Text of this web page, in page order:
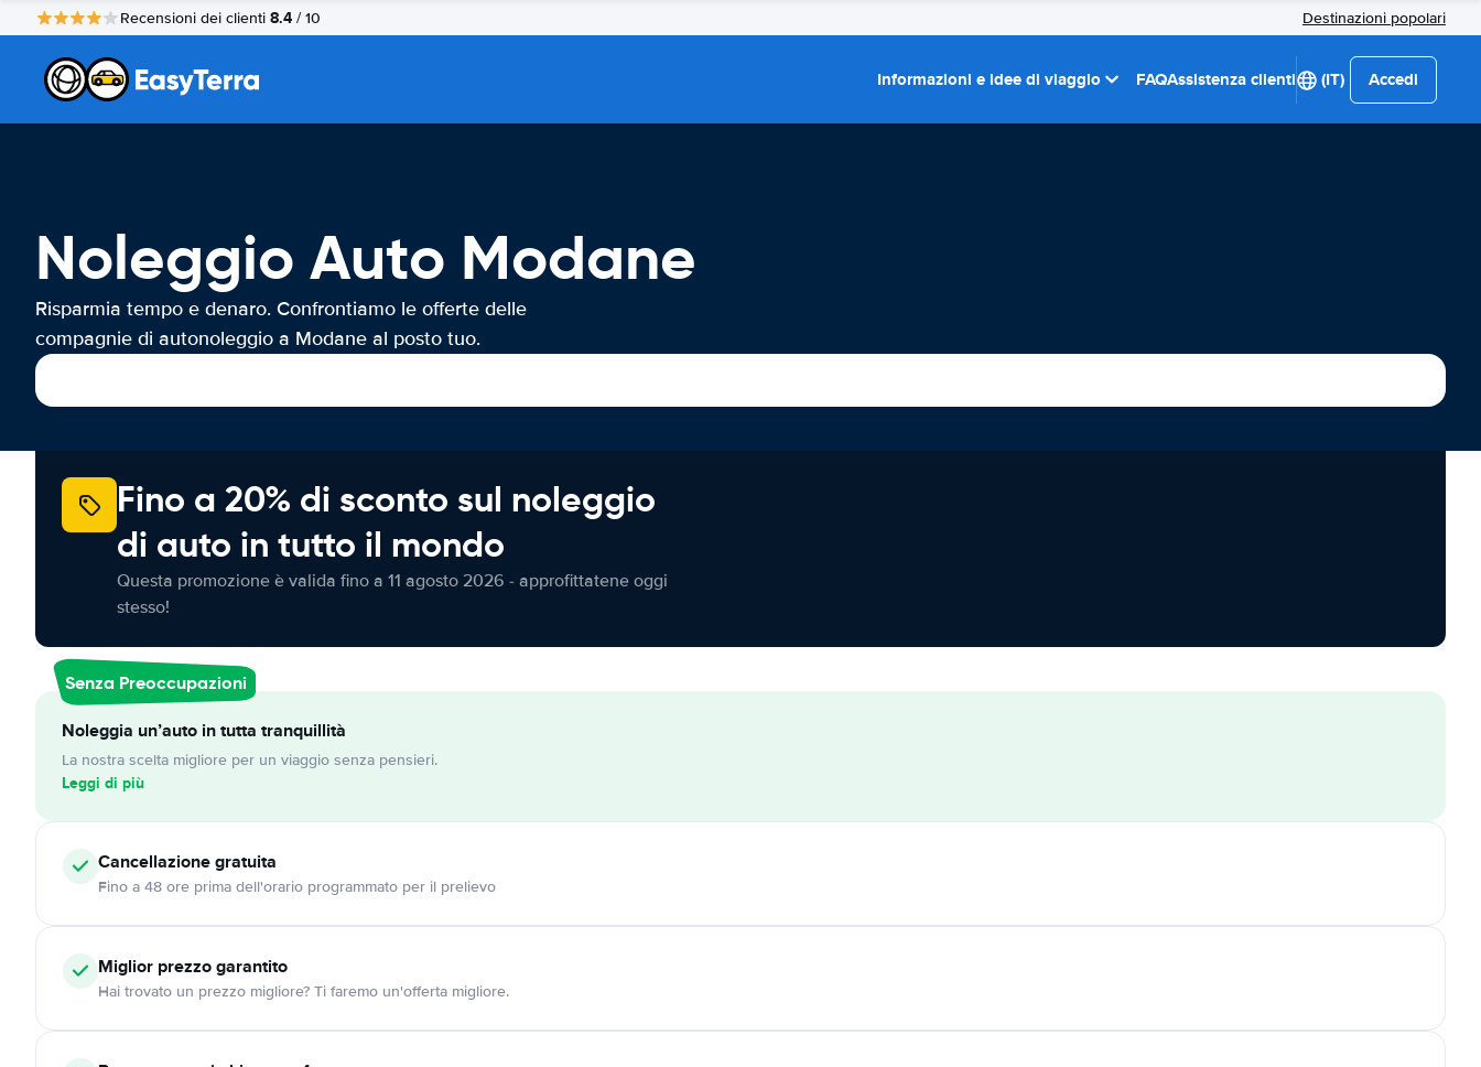
Recensioni dei clienti 8.4 / 10 Destinazioni popolari
Informazioni e idee di viaggio FAQAssistenza clienti (IT) Accedi
Noleggio Auto Modane
Risparmia tempo e denaro. Confrontiamo le offerte delle
compagnie di autonoleggio a Modane al posto tuo.
Fino a 20% di sconto sul noleggio
di auto in tutto il mondo
Questa promozione è valida fino a 11 agosto 2026 - approfittatene oggi
stesso!
Senza Preoccupazioni
Noleggia un’auto in tutta tranquillità
La nostra scelta migliore per un viaggio senza pensieri.
Leggi di più
Cancellazionegratuita
Fino a 48 ore prima dell'orario programmato per il prelievo
Miglior prezzo garantito
Hai trovato un prezzo migliore? Ti faremo un'offerta migliore.